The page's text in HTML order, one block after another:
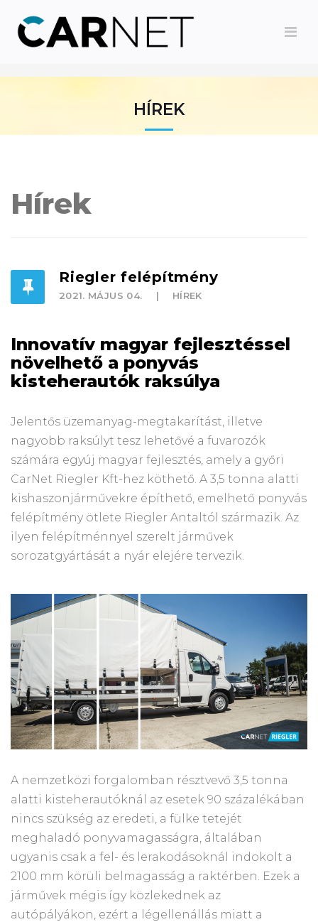
HÍREK
Hírek
Riegler felépítmény
2021. MÁJUS 04. HÍREK
Innovatív magyar fejlesztéssel
növelhető a ponyvás
kisteherautók raksúlya
Jelentős üzemanyag-megtakarítást, illetve
nagyobb raksúlyt tesz lehetővé a fuvarozók
számára egyúj magyar fejlesztés, amely a győri
CarNet Riegler Kft-hez köthető. A 3,5 tonna alatti
kishaszonjárművekre építhető, emelhető ponyvás
felépítmény ötlete Riegler Antaltól származik. Az
ilyen felépítménnyel szerelt járművek
sorozatgyártását a nyár elejére tervezik.
A nemzetközi forgalomban résztvevő 3,5 tonna
alatti kisteherautóknál az esetek 90 százalékában
nincs szükség az eredeti, a fülke tetejét
meghaladó ponyvamagasságra, általában
ugyanis csak a fel- és lerakodásoknál indokolt a
2100 mm körüli belmagasság a raktérben. Ezek a
járművek mégis így közlekednek az
autópályákon, ezért a légellenállás miatt a